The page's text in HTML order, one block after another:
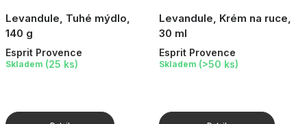
Levandule, Tuhé mýdlo,
140 g
Esprit Provence
Skladem (25 ks)
Levandule, Krém na ruce,
30 ml
Esprit Provence
Skladem (>50 ks)